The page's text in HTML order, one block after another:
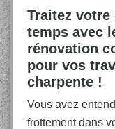
Traitez votre
temps avec
rénovation
pour vos
charpente !
Vous avez
frottement dans